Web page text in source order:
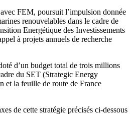
FEM, poursuit l’impulsion donnée
renouvelables dans le cadre de
Energétique des Investissements
à projets annuels de recherche
d’un budget total de trois millions
du SET (Strategic Energy
et la feuille de route de France
de cette stratégie précisés ci-dessous